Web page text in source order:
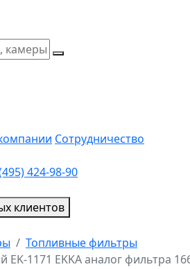
Сотрудничество
424-98-90
клиентов
Топливные фильтры
1171 EKKA аналог фильтра